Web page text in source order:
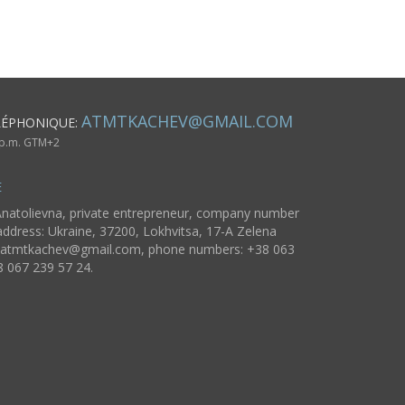
ATMTKACHEV@GMAIL.COM
GTM+2
private entrepreneur, company number
Ukraine, 37200, Lokhvitsa, 17-A Zelena
atmtkachev@gmail.com, phone numbers: +38 063
067 239 57 24.